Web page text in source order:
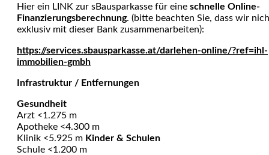
Hier ein LINK zur sBausparkasse für eine schnelle Online-
Finanzierungsberechnung. (bitte beachten Sie, dass wir
exklusiv mit dieser Bank zusammenarbeiten):
https://services.sbausparkasse.at/darlehen-online/?ref=ihl-
immobilien-gmbh
Infrastruktur / Entfernungen
Gesundheit
Arzt <1.275 m
Apotheke <4.300 m
Klinik <5.925 m Kinder & Schulen
Schule <1.200 m